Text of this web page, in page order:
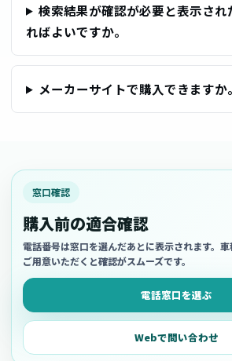
検索結果が確認が必要と表示され
ればよいですか。
メーカーサイトで購入できますか。
窓口確認
購入前の適合確認
電話番号は窓口を選んだあとに表示されます。
ご用意いただくと確認がスムーズです。
電話窓口を選ぶ
Webで問い合わせ